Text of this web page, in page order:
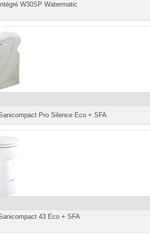
W30SP Watermatic
Pro Silence Eco + SFA
43 Eco + SFA